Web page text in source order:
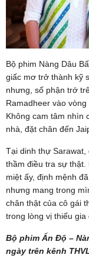
Bộ phim Nàng Dâu
giấc mơ trở thành kỹ
nhưng, số phận trớ
Ramadheer vào
Không cam tâm nhìn
nhà, đặt chân đến
Tại dinh thự
thầm điều tra sự
miệt ấy, định mệnh
nhưng mang trong
chân thật của cô gái
trong lòng vị thiếu gia
Bộ phim Ấn Độ –
ngày trên kênh